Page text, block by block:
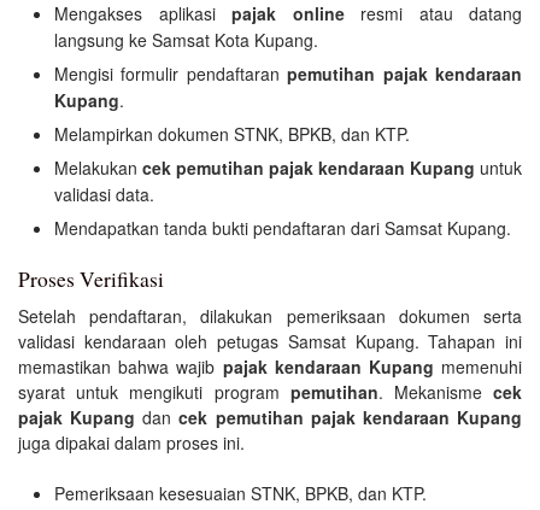
Mengakses aplikasi pajak onlineresmi atau datang
langsung ke Samsat Kota Kupang.
Mengisi formulir pendaftaranpemutihan pajak kendaraan
Kupang.
Melampirkan dokumen STNK, BPKB, dan KTP.
Melakukan cek pemutihan pajak kendaraan Kupang untuk
validasi data.
Mendapatkan tanda bukti pendaftaran dari Samsat Kupang.
Proses Verifikasi
Setelah pendaftaran, dilakukan pemeriksaan dokumen serta
validasi kendaraan oleh petugas Samsat Kupang. Tahapan ini
memastikan bahwa wajib pajak kendaraan Kupang memenuhi
syarat untuk mengikuti program pemutihan. Mekanismecek
pajak Kupang dancek pemutihan pajak kendaraan Kupang
juga dipakai dalam proses ini.
Pemeriksaan kesesuaian STNK, BPKB, dan KTP.